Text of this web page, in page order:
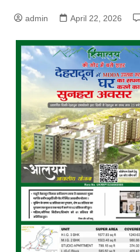
admin April 22, 2026